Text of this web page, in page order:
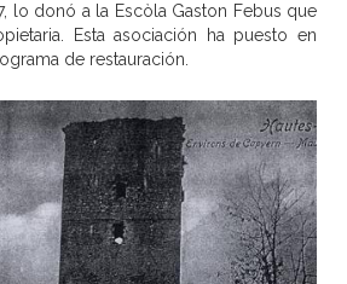
lo donó a la Escòla Gaston Febus que
Esta asociación ha puesto en
de restauración.